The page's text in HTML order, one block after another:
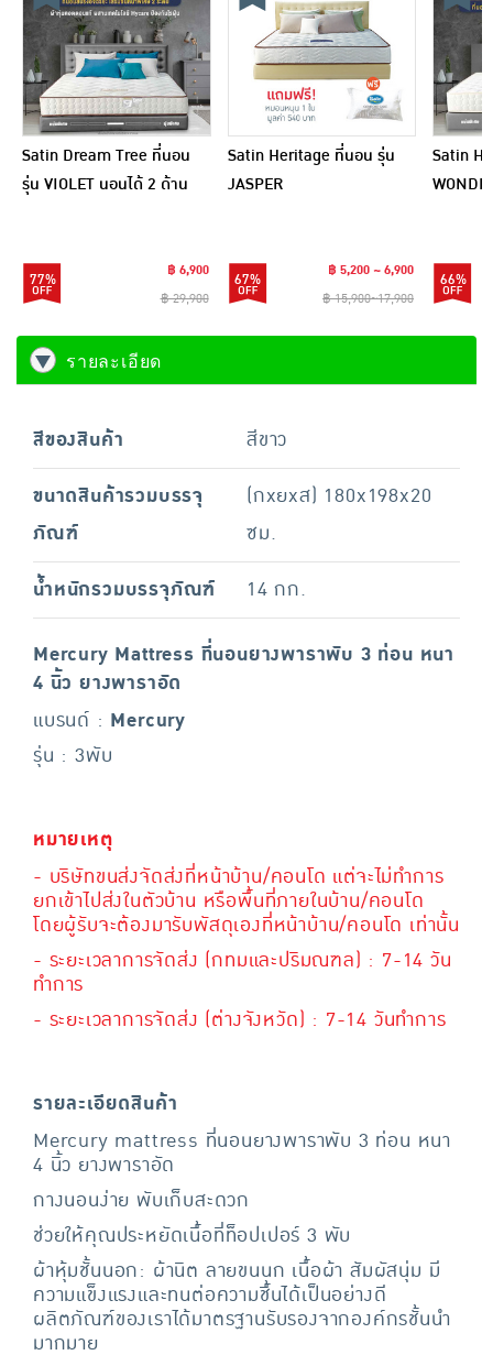
Satin Dream Tree ที่นอน
รุ่น VIOLET นอนได้ 2 ด้าน
77%
฿ 6,900
฿ 29,900
Satin Heritage ที่นอน รุ่น
JASPER
67%
฿ 5,200 ~ 6,900
฿ 15,900~17,900
Satin
66%
รายละเอียด
สีของสินค้า
สีขาว
ขนาดสินค้ารวมบรรจุ
ภัณฑ์
(กxยxส) 180x198x20
ซม.
น้ำหนักรวมบรรจุภัณฑ์
14 กก.
Mercury Mattress ที่นอนยางพาราพับ 3 ท่อน หนา
4 นิ้ว ยางพาราอัด
แบรนด์ : Mercury
รุ่น : 3พับ
หมายเหตุ
- บริษัทขนส่งจัดส่งที่หน้าบ้าน/คอนโด แต่จะไม่ทำการ
ยกเข้าไปส่งในตัวบ้าน หรือพื้นที่ภายในบ้าน/คอนโด
โดยผู้รับจะต้องมารับพัสดุเองที่หน้าบ้าน/คอนโด เท่านั้น
- ระยะเวลาการจัดส่ง (กทมและปริมณฑล) : 7-14 วัน
ทำการ
- ระยะเวลาการจัดส่ง (ต่างจังหวัด) : 7-14 วันทำการ
รายละเอียดสินค้า
Mercury mattress ที่นอนยางพาราพับ 3 ท่อน หนา
4 นิ้ว ยางพาราอัด
กางนอนง่าย พับเก็บสะดวก
ช่วยให้คุณประหยัดเนื้อที่ท็อปเปอร์ 3 พับ
ผ้าหุ้มชั้นนอก: ผ้านิต ลายขนนก เนื้อผ้า สัมผัสนุ่ม มี
ความแข็งแรงและทนต่อความชื้นได้เป็นอย่างดี
ผลิตภัณฑ์ของเราได้มาตรฐานรับรองจากองค์กรชั้นนำ
มากมาย